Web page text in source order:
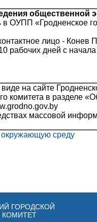
общественной
в ОУПП «Гродненское
лицо - Конев
рабочих дней с
на сайте
комитета в разделе
массовой
окружающую среду
ГОРОДСКОЙ
КОМИТЕТ